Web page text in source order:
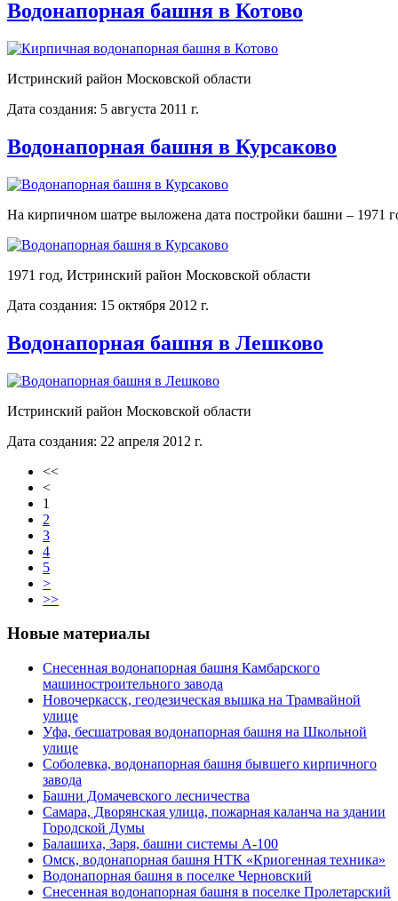
Водонапорная башня в Котово
Истринский район Московской области
Дата создания: 5 августа 2011 г.
Водонапорная башня в Курсаково
На кирпичном шатре выложена дата постройки башни – 1971
1971 год, Истринский район Московской области
Дата создания: 15 октября 2012 г.
Водонапорная башня в Лешково
Истринский район Московской области
Дата создания: 22 апреля 2012 г.
<<
<
1
2
3
4
5
>
>>
Новые материалы
Снесенная водонапорная башня Камбарского
машиностроительного завода
Новочеркасск, геодезическая вышка на Трамвайной
улице
Уфа, бесшатровая водонапорная башня на Школьной
улице
Соболевка, водонапорная башня бывшего кирпичного
завода
Башни Домачевского лесничества
Самара, Дворянская улица, пожарная каланча на здании
Городской Думы
Балашиха, Заря, башни системы А-100
Омск, водонапорная башня НТК «Криогенная техника»
Водонапорная башня в поселке Черновский
Снесенная водонапорная башня в поселке Пролетарский